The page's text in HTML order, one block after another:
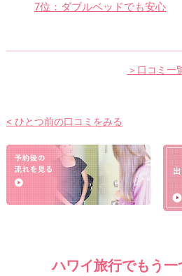
7位：ダブルベッドでも安心
＞口コミ一
< ひとつ前の口コミをみる
ハワイ旅行でもう一